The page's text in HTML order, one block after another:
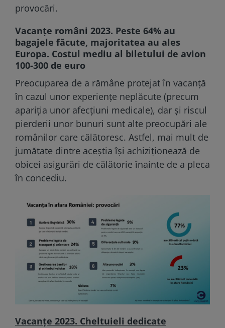
provocări.
Vacanţe români 2023. Peste 64% au
bagajele făcute, majoritatea au ales
Europa. Costul mediu al biletului de avion
100-300 de euro
Preocuparea de a rămâne protejat în vacanță
în cazul unor experiențe neplăcute (precum
apariția unor afecțiuni medicale), dar și riscul
pierderii unor bunuri sunt alte preocupări ale
românilor care călătoresc. Astfel, mai mult de
jumătate dintre aceștia își achiziționează de
obicei asigurări de călătorie înainte de a pleca
în concediu.
Vacanţe 2023. Cheltuieli dedicate